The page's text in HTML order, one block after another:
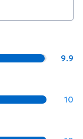
9.9
10